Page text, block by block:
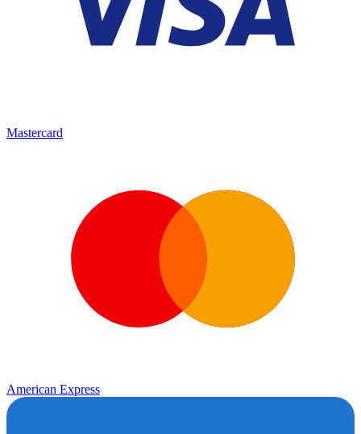
Mastercard
American Express